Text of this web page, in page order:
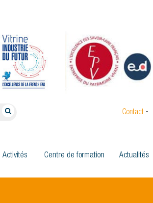
Contact -
Activités Centre de formation Actualités